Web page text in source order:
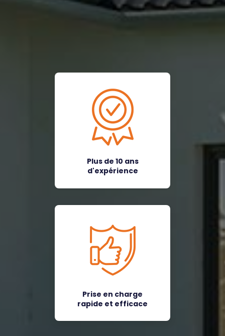
Plus de 10 ans
d'expérience
Prise en charge
rapide et efficace